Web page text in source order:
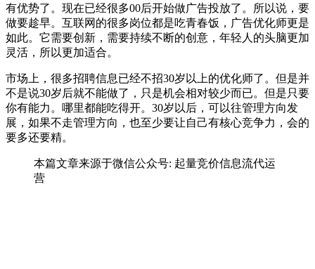
有优势了。现在已经很多00后开始做广告投放了。所以说，要
做要趁早。互联网的很多岗位都是吃青春饭，广告优化师更是
如此。它需要创新，需要持续不断的创意，年轻人的头脑更加
灵活，所以更加适合。
市场上，很多招聘信息已经不招30岁以上的优化师了。但是并
不是说30岁后就不能做了，只是机会相对较少而已。但是只要
你有能力。哪里都能吃得开。30岁以后，可以往管理方向发
展，如果不走管理方向，也至少要让自己有核心竞争力，会的
要多还要精。
本篇文章来源于微信公众号: 起量竞价信息流代运
营